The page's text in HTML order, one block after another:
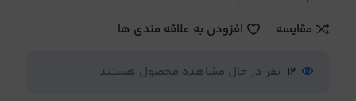
مقایسه
افزودن به علاقه مندی ها
12 نفر در حال مشاهده محصول هستند